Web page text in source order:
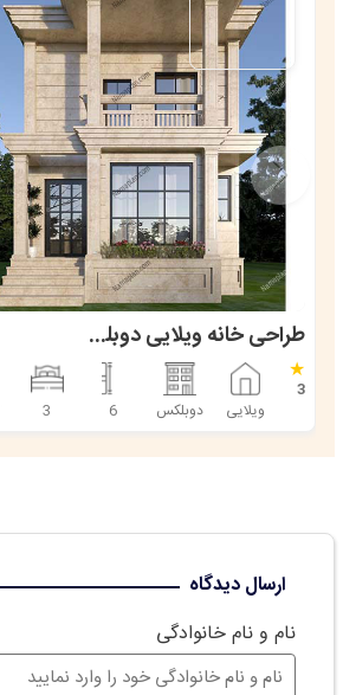
طراحی خانه ویلایی دوبلکس نما کلاسیک
★
3
ویلایی
دوبلکس 6
3
ارسال دیدگاه
نام و نام خانوادگی